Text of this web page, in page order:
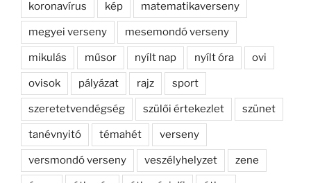
koronavírus kép matematikaverseny
megyei verseny mesemondó verseny
mikulás műsor nyílt nap nyílt óra ovi
ovisok pályázat rajz sport
szeretetvendégség szülői értekezlet szünet
tanévnyitó témahét verseny
versmondó verseny veszélyhelyzet zene